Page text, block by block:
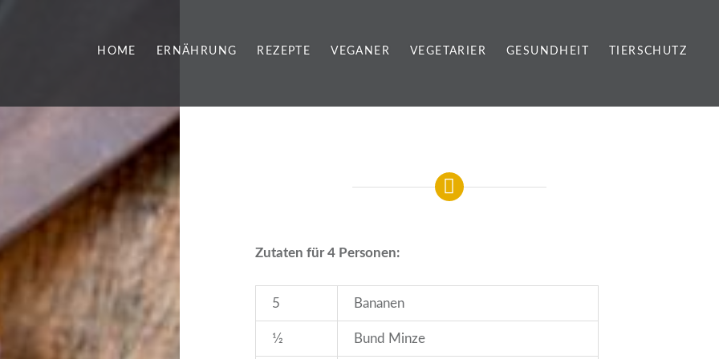
HOME ERNÄHRUNG REZEPTE VEGANER VEGETARIER GESUNDHEIT TIERSCHUTZ
Zutaten für 4 Personen:
5 Bananen
1⁄2 Bund Minze